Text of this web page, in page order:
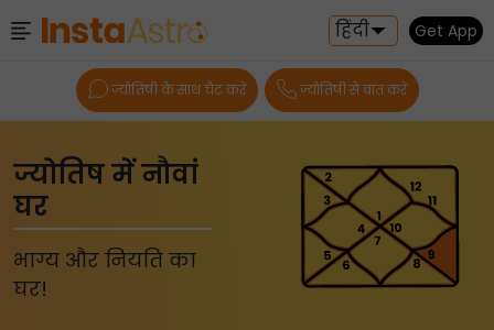
हिंदी Get App
ज्योतिषी के साथ चैट करें ज्योतिषी से बात करें
ज्योतिष में नौवां
घर
भाग्य और नियति का
घर!